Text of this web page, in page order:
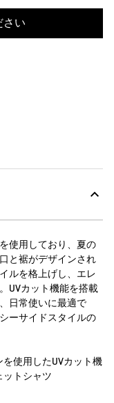
さい
使用しており、夏の
と裾がデザインされ
ルを格上げし、エレ
UVカット機能を搭載
日常使いに最適で
ーサイドスタイルの
使用したUVカット機
ットシャツ